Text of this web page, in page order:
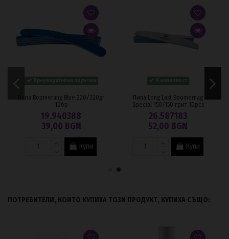
Пила Boomerang Blue 220/320gr
10бр
19.940388
39,00 BGN
Купи
Пила Long Last Boomernag
Special 150/150 грит 10pcs
26.587183
52,00 BGN
Купи
ПОТРЕБИТЕЛИ, КОИТО КУПИХА ТОЗИ ПРОДУКТ, КУПИХА СЪЩО: